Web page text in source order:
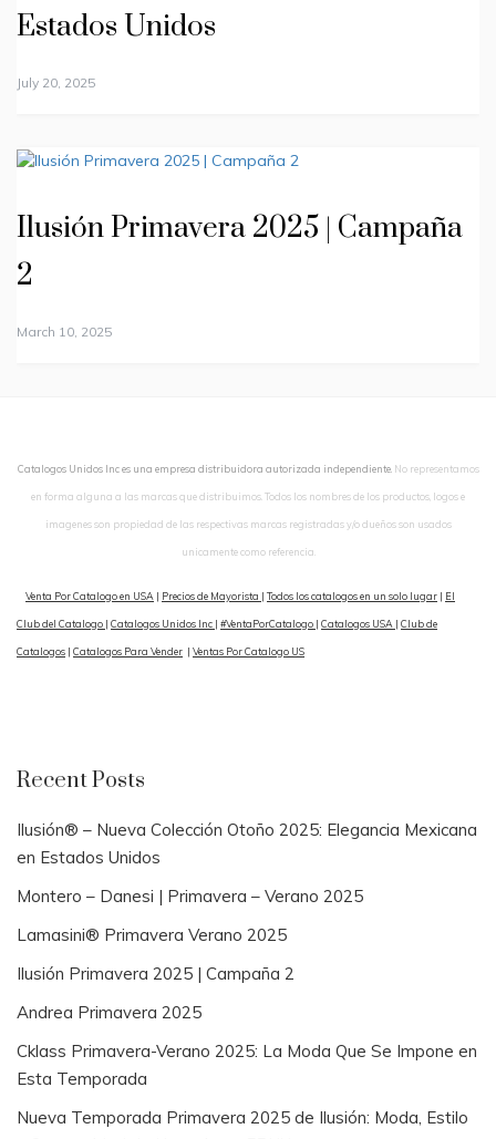
Estados Unidos
July 20, 2025
Ilusión Primavera 2025 | Campaña
2
March 10, 2025
Catalogos Unidos Inc es una empresa distribuidora autorizada independiente. No representamos
en forma alguna a las marcas que distribuimos. Todos los nombres de los productos, logos e
imagenes son propiedad de las respectivas marcas registradas y/o dueños son usados
unicamente como referencia.
Venta Por Catalogo en USA | Precios de Mayorista | Todos los catalogos en un solo lugar | El
Club del Catalogo | Catalogos Unidos Inc | #VentaPorCatalogo | Catalogos USA | Club de
Catalogos | Catalogos Para Vender | Ventas Por Catalogo US
Recent Posts
Ilusión® – Nueva Colección Otoño 2025: Elegancia Mexicana
en Estados Unidos
Montero – Danesi | Primavera – Verano 2025
Lamasini® Primavera Verano 2025
Ilusión Primavera 2025 | Campaña 2
Andrea Primavera 2025
Cklass Primavera-Verano 2025: La Moda Que Se Impone en
Esta Temporada
Nueva Temporada Primavera 2025 de Ilusión: Moda, Estilo